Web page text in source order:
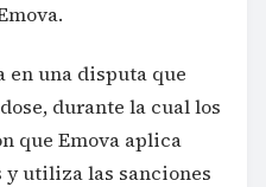
en una disputa que
durante la cual los
que Emova aplica
y utiliza las sanciones